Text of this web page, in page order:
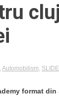
Automobilism
format